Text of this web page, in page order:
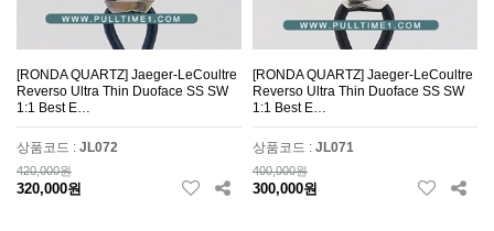
[RONDA QUARTZ] Jaeger-LeCoultre
Reverso Ultra Thin Duoface SS SW
1:1 Best E…
상품코드 : JL072
420,000원
320,000원
[RONDA QUARTZ] Jaeger-LeCoultre
Reverso Ultra Thin Duoface SS SW
1:1 Best E…
상품코드 : JL071
400,000원
300,000원